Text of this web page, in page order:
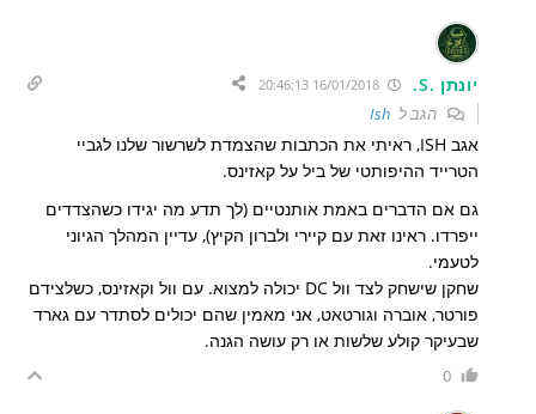
יונתן .S.
הגב ל Ish
אגב ISH, ראיתי את הכתבות שהצמדת לשרשור שלנו לגביי
הטרייד ההיפותטי של ביל על קאזינס.
גם אם הדברים באמת אותנטיים (לך תדע מה יגידו כשהצדדים
ייפרדו. ראינו זאת עם קיירי ולברון הקיץ), עדיין המהלך הגיוני
לטעמי.
שחקן שישחק לצד וול DC יכולה למצוא. עם וול וקאזינס, כשלצידם
פורטר, אוברה וגורטאט, אני מאמין שהם יכולים לסתדר עם גארד
שבעיקר קולע שלשות או רק עושה הגנה.
0